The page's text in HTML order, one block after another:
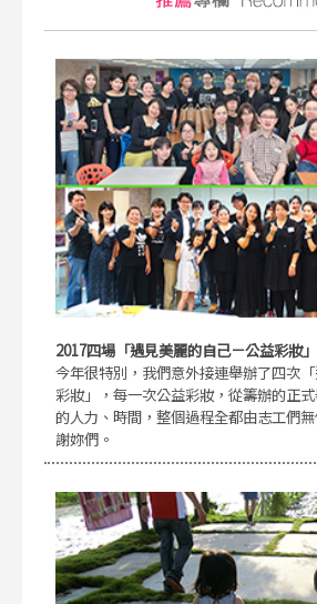
2017四場「遇見美麗的自己－公益彩妝
今年很特別，我們意外接連舉辦了四次
彩妝」，每一次公益彩妝，從籌辦的正
的人力、時間，整個過程全都由志工們
謝妳們。